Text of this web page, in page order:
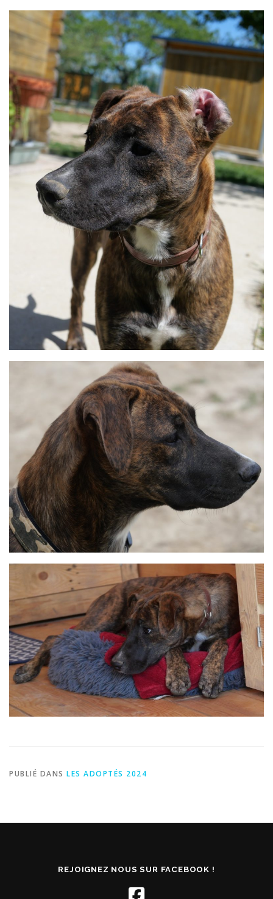
PUBLIÉ DANS LES ADOPTÉS 2024
REJOIGNEZ NOUS SUR FACEBOOK !